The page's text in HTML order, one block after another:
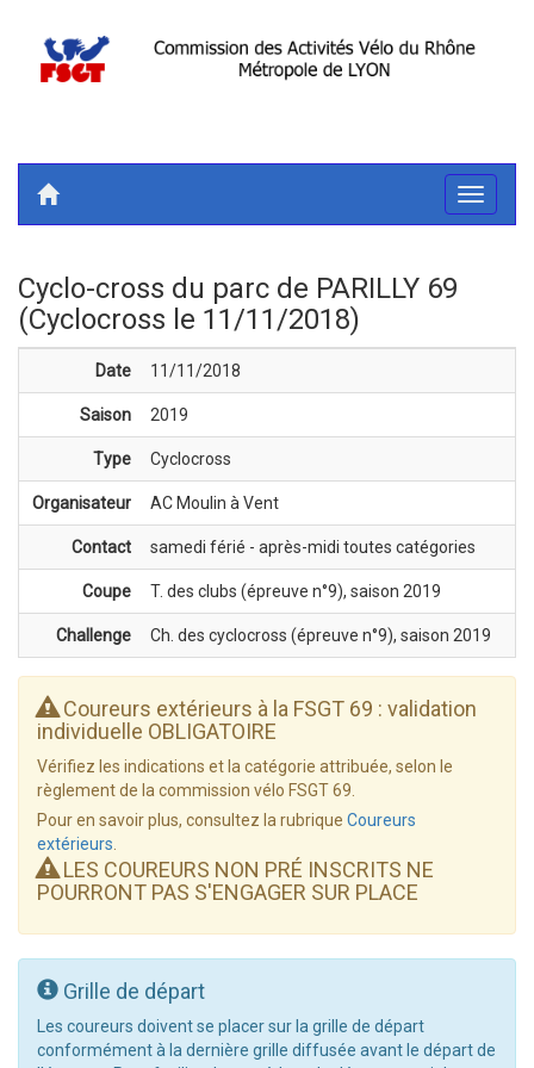
Toggle
Cyclo-cross du parc de PARILLY 69
(Cyclocross le 11/11/2018)
Date 11/11/2018
Saison 2019
Type Cyclocross
Organisateur AC Moulin à Vent
Contact samedi férié - après-midi toutes catégories
Coupe T. des clubs (épreuve n°9), saison 2019
Challenge Ch. des cyclocross (épreuve n°9), saison 2019
Coureurs extérieurs à la FSGT 69 : validation
individuelle OBLIGATOIRE
Vérifiez les indications et la catégorie attribuée, selon le
règlement de la commission vélo FSGT 69.
Pour en savoir plus, consultez la rubrique Coureurs
extérieurs
LES COUREURS NON PRÉ INSCRITS NE
POURRONT PAS S'ENGAGER SUR PLACE
Grille de départ
Les coureurs doivent se placer sur la grille de départ
conformément à la dernière grille diffusée avant le départ de